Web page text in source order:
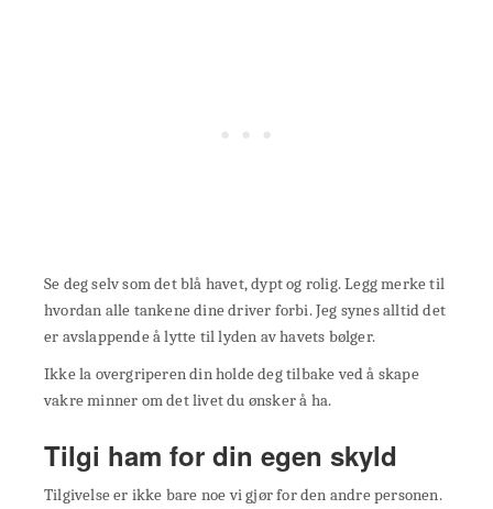
Se deg selv som det blå havet, dypt og rolig. Legg merke til
hvordan alle tankene dine driver forbi. Jeg synes alltid det
er avslappende å lytte til lyden av havets bølger.
Ikke la overgriperen din holde deg tilbake ved å skape
vakre minner om det livet du ønsker å ha.
Tilgi ham for din egen skyld
Tilgivelse er ikke bare noe vi gjør for den andre personen.